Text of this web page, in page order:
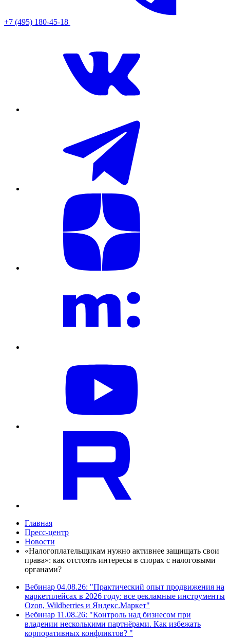
+7 (495) 180-45-18
Главная
Пресс-центр
Новости
«Налогоплательщикам нужно активнее защищать свои
права»: как отстоять интересы в спорах с налоговыми
органами?
Вебинар 04.08.26: "Практический опыт продвижения на
маркетплейсах в 2026 году: все рекламные инструменты
Ozon, Wildberries и Яндекс.Маркет"
Вебинар 11.08.26: "Контроль над бизнесом при
владении несколькими партнёрами. Как избежать
корпоративных конфликтов? "